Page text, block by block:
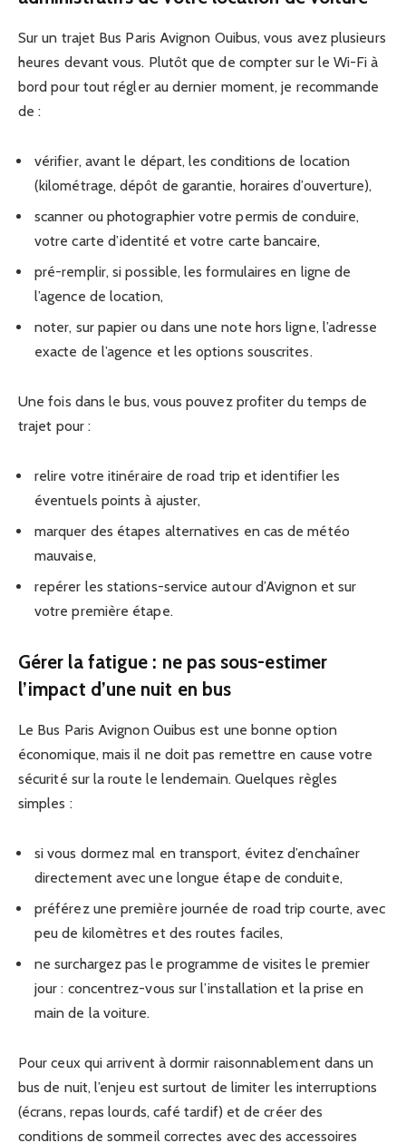
Sur un trajet Bus Paris Avignon Ouibus, vous avez plusieurs
heures devant vous. Plutôt que de compter sur le Wi-Fi à
bord pour tout régler au dernier moment, je recommande
de :
vérifier, avant le départ, les conditions de location
(kilométrage, dépôt de garantie, horaires d’ouverture),
scanner ou photographier votre permis de conduire,
votre carte d’identité et votre carte bancaire,
pré-remplir, si possible, les formulaires en ligne de
l’agence de location,
noter, sur papier ou dans une note hors ligne, l’adresse
exacte de l’agence et les options souscrites.
Une fois dans le bus, vous pouvez profiter du temps de
trajet pour :
relire votre itinéraire de road trip et identifier les
éventuels points à ajuster,
marquer des étapes alternatives en cas de météo
mauvaise,
repérer les stations-service autour d’Avignon et sur
votre première étape.
Gérer la fatigue : ne pas sous-estimer
l’impact d’une nuit en bus
Le Bus Paris Avignon Ouibus est une bonne option
économique, mais il ne doit pas remettre en cause votre
sécurité sur la route le lendemain. Quelques règles
simples :
si vous dormez mal en transport, évitez d’enchaîner
directement avec une longue étape de conduite,
préférez une première journée de road trip courte, avec
peu de kilomètres et des routes faciles,
ne surchargez pas le programme de visites le premier
jour : concentrez-vous sur l’installation et la prise en
main de la voiture.
Pour ceux qui arrivent à dormir raisonnablement dans un
bus de nuit, l’enjeu est surtout de limiter les interruptions
(écrans, repas lourds, café tardif) et de créer des
conditions de sommeil correctes avec des accessoires